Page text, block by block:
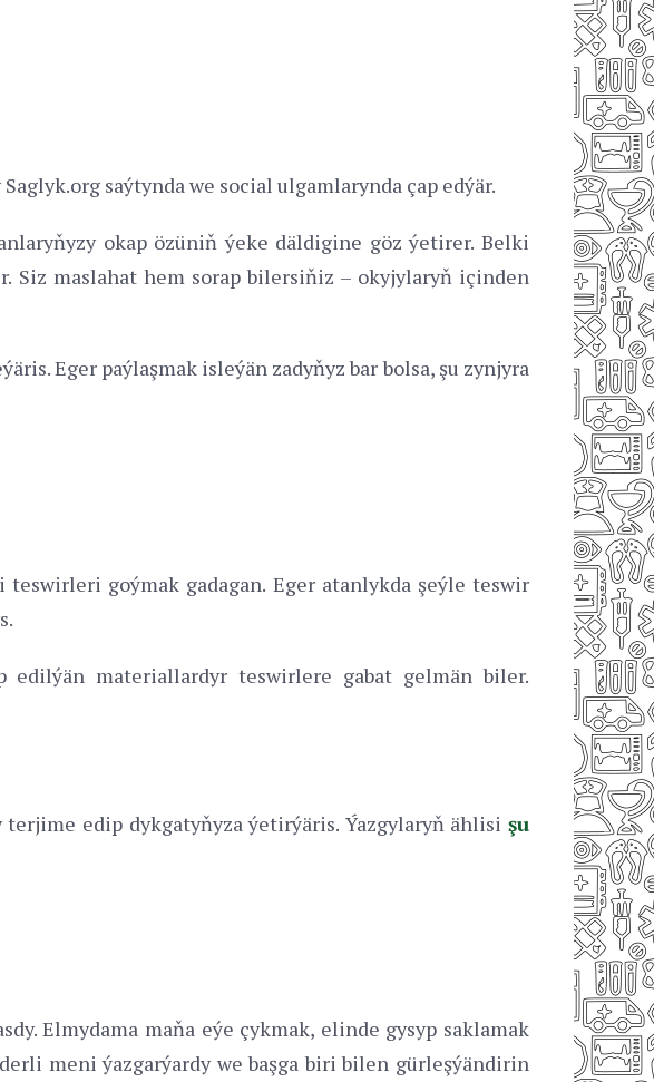
saýtynda we soсial ulgamlarynda çap edýär.
okap özüniň ýeke däldigine göz ýetirer. Belki
Siz maslahat hem sorap bilersiňiz – okyjylaryň içinden
Eger paýlaşmak isleýän zadyňyz bar bolsa, şu zynjyra
goýmak gadagan. Eger atanlykda şeýle teswir
edilýän materiallardyr teswirlere gabat gelmän biler.
edip dykgatyňyza ýetirýäris. Ýazgylaryň ählisi şu
Elmydama maňa eýe çykmak, elinde gysyp saklamak
meni ýazgarýardy we başga biri bilen gürleşýändirin